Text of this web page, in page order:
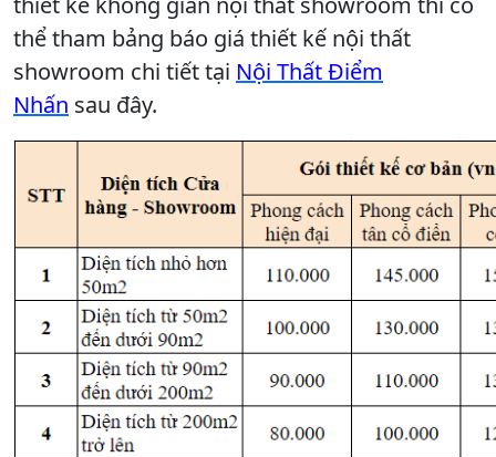
thể tham bảng báo giá thiết kế nội thất
showroom chi tiết tại Nội Thất Điểm
Nhấn sau đây.